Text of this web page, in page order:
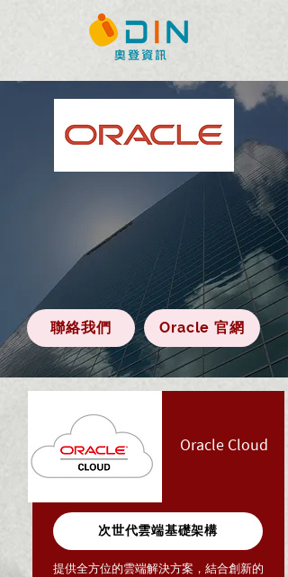
Oracle 是全球首屈一指的電子商業軟體和服
務供應商，也是第一家世界級軟體廠商致力在
所有產品線內，發展和部署具有100%網際網
路能力的企業級軟體，產品範疇涵蓋資料庫、
應用伺服器、企業應用的電子商業軟體，以及
應用軟體開發和決策支援工具。
聯絡我們 Oracle 官網
Oracle Cloud
次世代雲端基礎架構
提供全方位的雲端解決方案，結合創新的